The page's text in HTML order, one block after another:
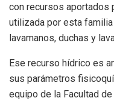
con recursos aportados
utilizada por esta
lavamanos, duchas y
Ese recurso hídrico es
sus parámetros
equipo de la Facultad